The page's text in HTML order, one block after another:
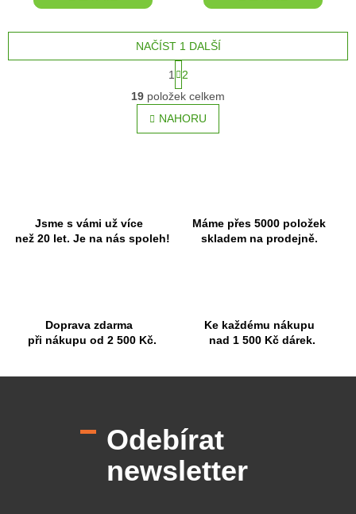
KÓDEM
5,0
z
5
hvězdiček.
O
v
l
á
NAČÍST 1 DALŠÍ
t
r
á
n
k
1
2
19 položek celkem
NAHORU
Jsme s vámi už více
než 20 let. Je na nás spoleh!
Máme přes 5000 položek
skladem na prodejně.
Doprava zdarma
při nákupu od 2 500 Kč.
Ke každému nákupu
nad 1 500 Kč dárek.
Odebírat
newsletter